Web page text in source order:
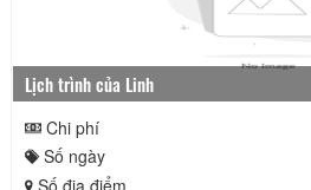
Lịch trình của Linh
Chi phí
Số ngày
Số địa điểm